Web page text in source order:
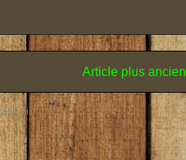
Article plus ancien